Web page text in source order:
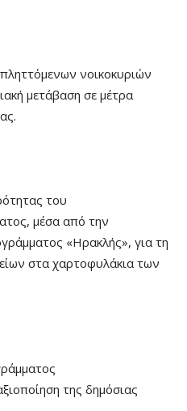
νοικοκυριών
μετάβαση σε μέτρα
του
μέσα από την
«Ηρακλής», για τη
στα χαρτοφυλάκια των
της δημόσιας